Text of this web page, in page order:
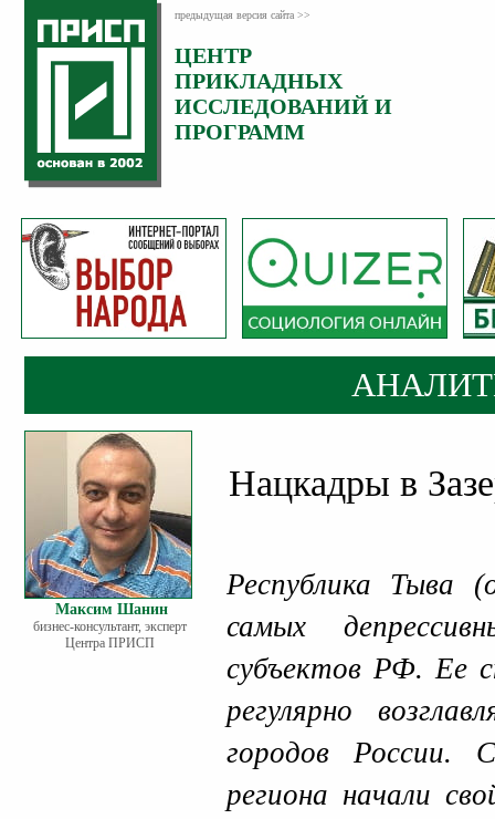
предыдущая версия сайта >>
ЦЕНТР
ПРИКЛАДНЫХ
ИССЛЕДОВАНИЙ И
ПРОГРАММ
Максим Шанин
бизнес-консультант, эксперт
Центра ПРИСП
Нацкадры в
Республика
самых
субъектов РФ. Ее
регулярно
городов России.
региона начали
Категория:
Аналитика